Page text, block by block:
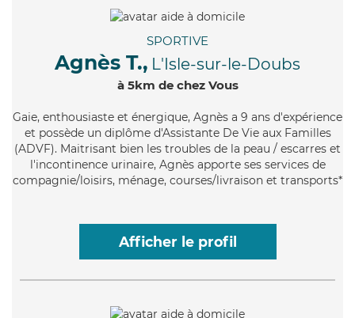
SPORTIVE
Agnès T., L'Isle-sur-le-Doubs
à 5km de chez Vous
Gaie, enthousiaste et énergique, Agnès a 9 ans d'expérience
et possède un diplôme d'Assistante De Vie aux Familles
(ADVF). Maitrisant bien les troubles de la peau / escarres et
l'incontinence urinaire, Agnès apporte ses services de
compagnie/loisirs, ménage, courses/livraison et transports*
Afficher le profil